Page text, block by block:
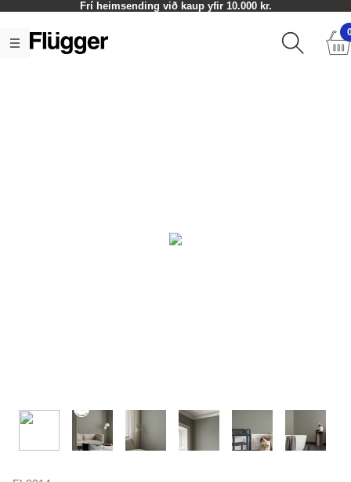
Frí heimsending við kaup yfir 10.000 kr.